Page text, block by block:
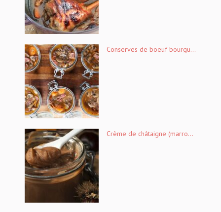
Conserves de boeuf bourgu...
Crème de châtaigne (marro...